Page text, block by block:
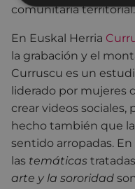
comunitaria territorial.
En Euskal Herria
la grabación y el
Curruscu es un
liderado por mujeres
crear videos sociales,
hecho también que
sentido arropadas.
las temáticas
arte y la sororidad